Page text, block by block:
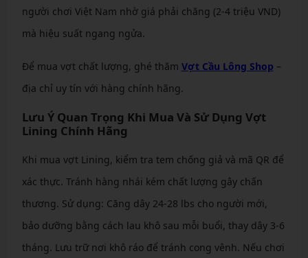
người chơi Việt Nam nhờ giá phải chăng (2-4 triệu VND)
mà hiệu suất ngang ngửa.
Để mua vợt chất lượng, ghé thăm Vợt Cầu Lông Shop –
địa chỉ uy tín với hàng chính hãng.
Lưu Ý Quan Trọng Khi Mua Và Sử Dụng Vợt
Lining Chính Hãng
Khi mua vợt Lining, kiểm tra tem chống giả và mã QR để
xác thực. Tránh hàng nhái kém chất lượng gây chấn
thương. Sử dụng: Căng dây 24-28 lbs cho người mới,
bảo dưỡng bằng cách lau khô sau mỗi buổi, thay dây 3-6
tháng. Lưu trữ nơi khô ráo để tránh cong vênh. Nếu chơi